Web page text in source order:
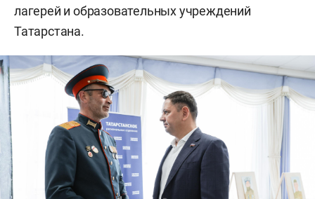
лагерей и образовательных учреждений
Татарстана.